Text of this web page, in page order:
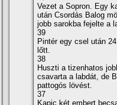
Vezet a Sopron. Egy
után Csordás Balog
jobb sarokba fejelte a
39
Pintér egy csel után
lőtt.
38
Huszti a tizenhatos
csavarta a labdát, de
pattogós lövést.
37
Kapic két embert